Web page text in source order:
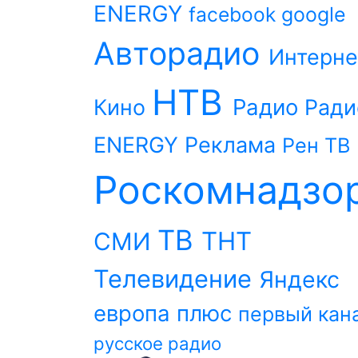
ENERGY facebook google
Авторадио
Кино НТВ Радио
ENERGY Реклама Рен ТВ
СМИ ТВ ТНТ
Телевидение Яндекс
европа плюс первый
русское радио